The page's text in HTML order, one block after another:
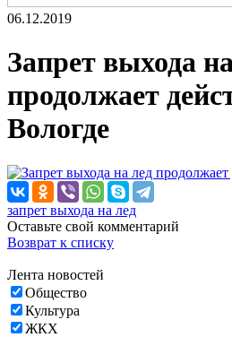
06.12.2019
Запрет выхода
продолжает
Вологде
запрет выхода на лед
Оставьте свой комментарий
Возврат к списку
Лента новостей
Общество
Культура
ЖКХ